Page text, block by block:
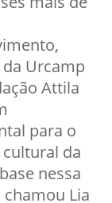
Urcamp
Attila
para o
da
nessa
Lia